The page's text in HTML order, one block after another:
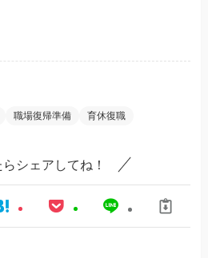
職場復帰準備 育休復職
シェアしてね！